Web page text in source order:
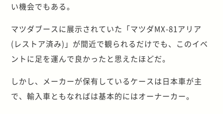
い機会でもある。
マツダブースに展示されていた「マツダMX-81アリア
(レストア済み)」が間近で観られるだけでも、このイベ
ントに足を運んで良かったと思えたほどだ。
しかし、メーカーが保有しているケースは日本車が主
で、輸入車ともなればは基本的にはオーナーカー。